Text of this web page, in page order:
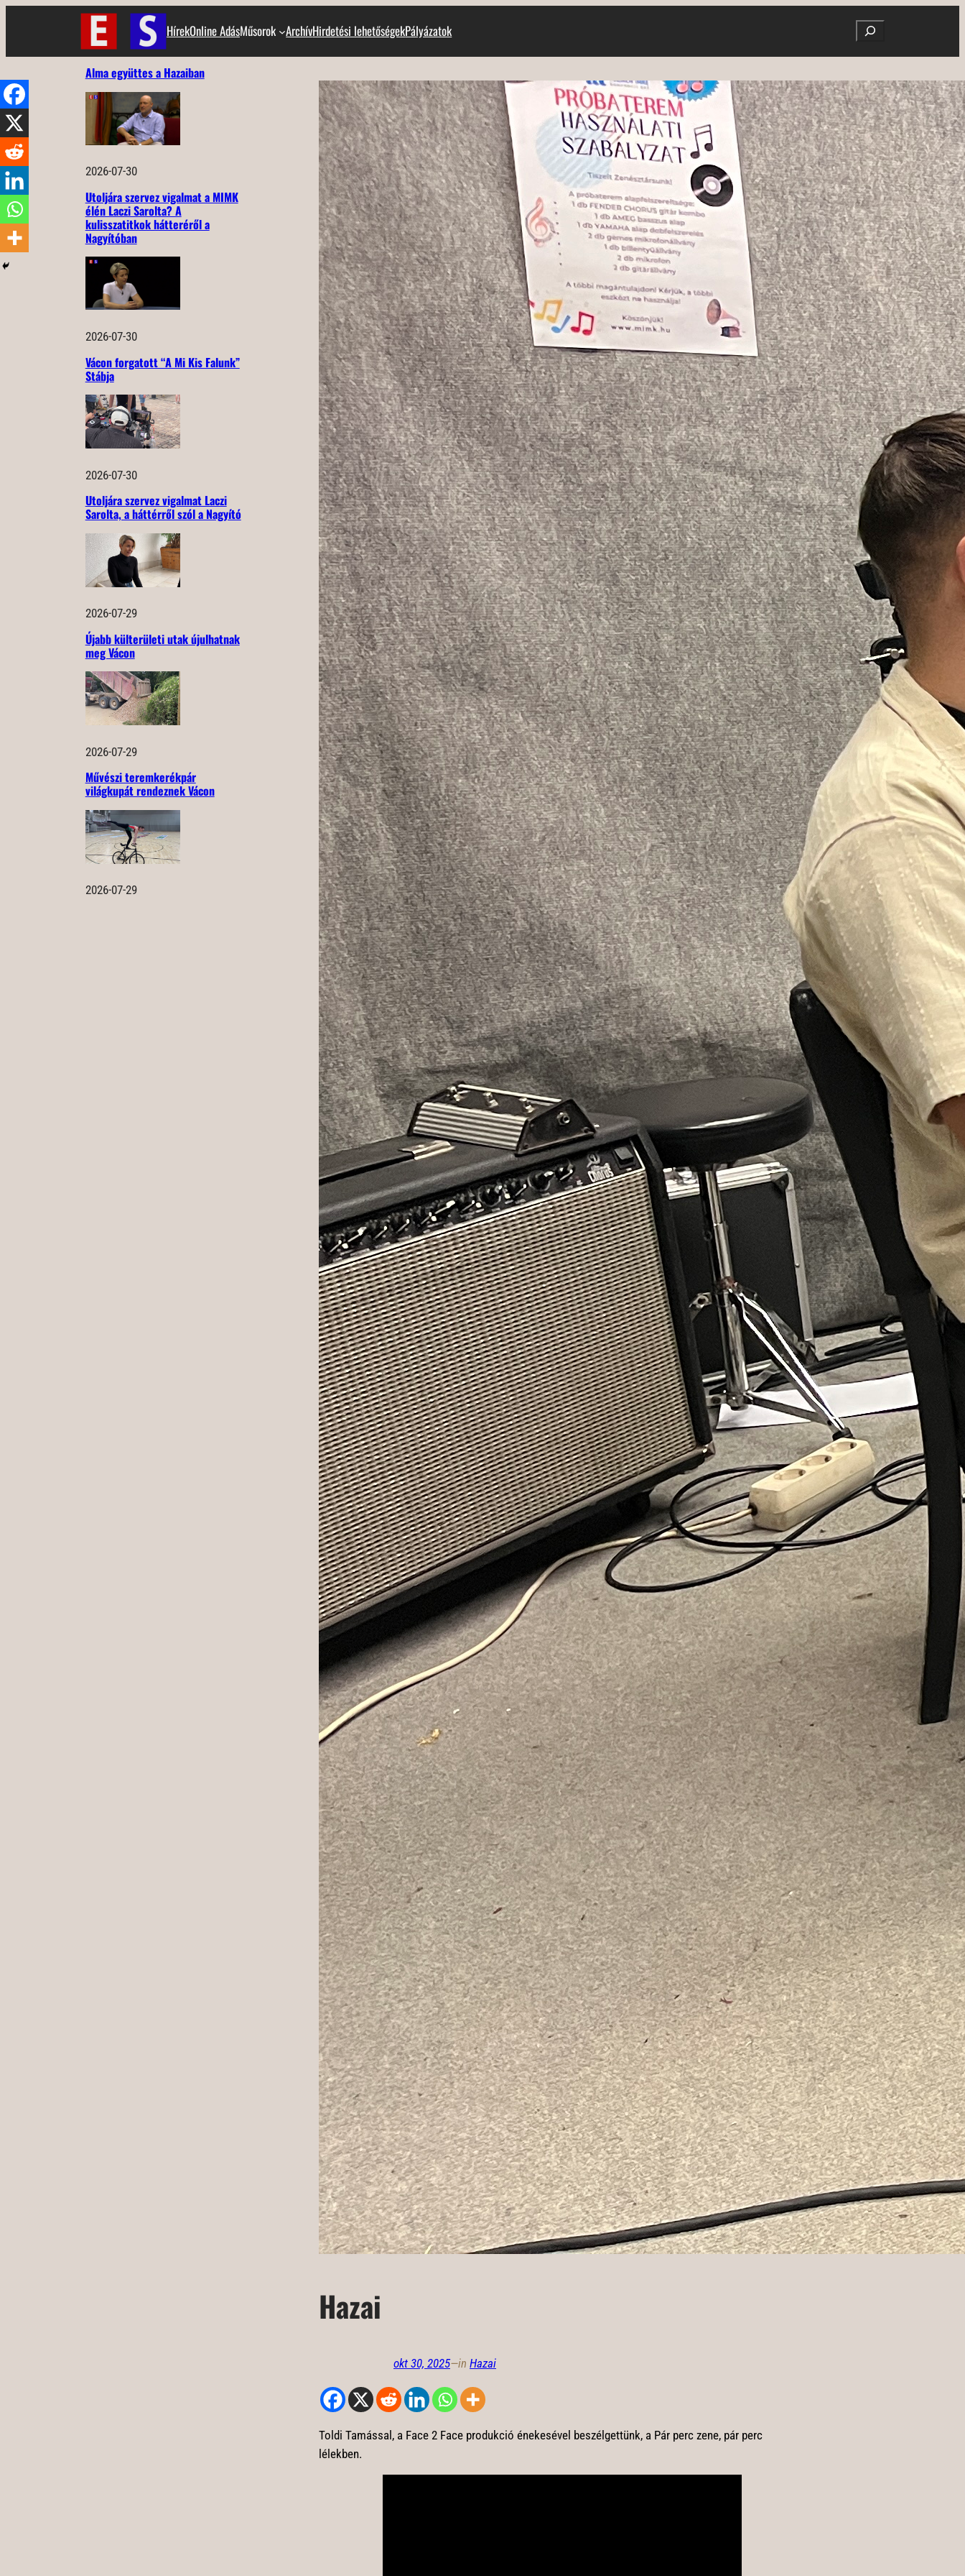
HírekOnline AdásMűsorok ArchívHirdetési lehetőségekPályázatok Search
Alma együttes a Hazaiban
2026-07-30
Utoljára szervez vigalmat a MIMK
élén Laczi Sarolta? A
kulisszatitkok hátteréről a
Nagyítóban
2026-07-30
Vácon forgatott “A Mi Kis Falunk”
Stábja
2026-07-30
Utoljára szervez vigalmat Laczi
Sarolta, a háttérről szól a Nagyító
2026-07-29
Újabb külterületi utak újulhatnak
meg Vácon
2026-07-29
Művészi teremkerékpár
világkupát rendeznek Vácon
2026-07-29
Hazai
okt 30, 2025—in Hazai
Toldi Tamással, a Face 2 Face produkció énekesével beszélgettünk, a Pár perc zene, pár perc
lélekben.